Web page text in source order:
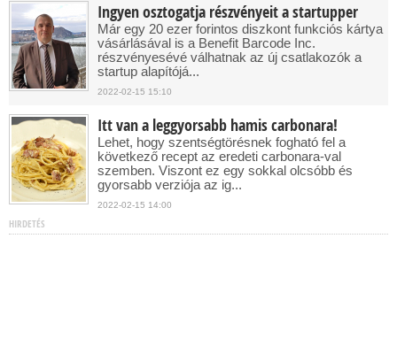
Ingyen osztogatja részvényeit a startupper
Már egy 20 ezer forintos diszkont funkciós kártya
vásárlásával is a Benefit Barcode Inc.
részvényesévé válhatnak az új csatlakozók a
startup alapítójá...
2022-02-15 15:10
Itt van a leggyorsabb hamis carbonara!
Lehet, hogy szentségtörésnek fogható fel a
következő recept az eredeti carbonara-val
szemben. Viszont ez egy sokkal olcsóbb és
gyorsabb verziója az ig...
2022-02-15 14:00
HIRDETÉS